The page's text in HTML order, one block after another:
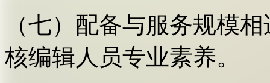
（七）配备与服务规模
核编辑人员专业素养。